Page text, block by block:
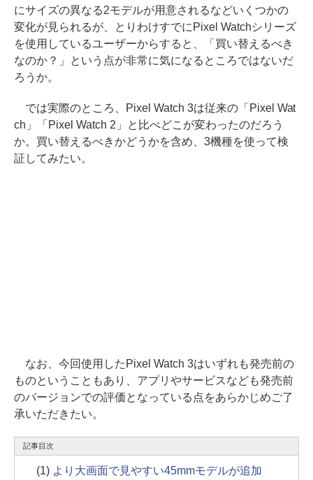
にサイズの異なる2モデルが用意されるなどいくつかの
変化が見られるが、とりわけすでにPixel Watchシリーズ
を使用しているユーザーからすると、「買い替えるべき
なのか？」という点が非常に気になるところではないだ
ろうか。
では実際のところ、Pixel Watch 3は従来の「Pixel Wat
ch」「Pixel Watch 2」と比べどこが変わったのだろう
か。買い替えるべきかどうかを含め、3機種を使って検
証してみたい。
なお、今回使用したPixel Watch 3はいずれも発売前の
ものということもあり、アプリやサービスなども発売前
のバージョンでの評価となっている点をあらかじめご了
承いただきたい。
記事目次
(1) より大画面で見やすい45mmモデルが追加